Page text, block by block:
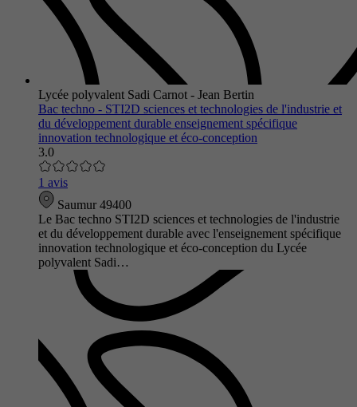
Lycée polyvalent Sadi Carnot - Jean Bertin
Bac techno - STI2D sciences et technologies de l'industrie et
du développement durable enseignement spécifique
innovation technologique et éco-conception
3.0
1 avis
Saumur 49400
Le Bac techno STI2D sciences et technologies de l'industrie
et du développement durable avec l'enseignement spécifique
innovation technologique et éco-conception du Lycée
polyvalent Sadi…